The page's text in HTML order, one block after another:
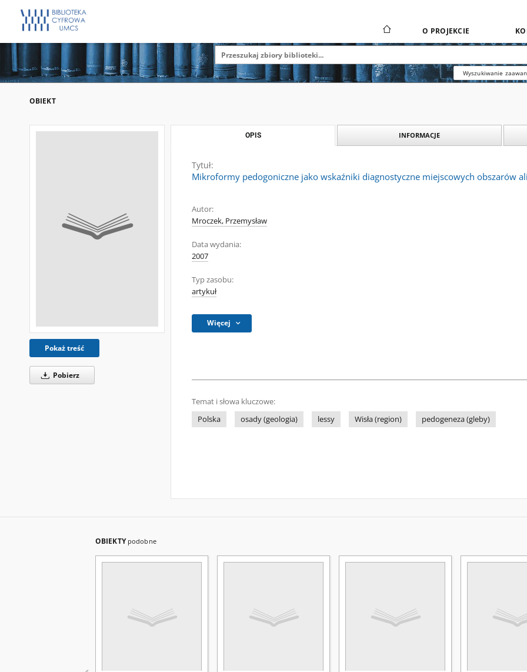
O PROJEKCIE
Wyszukiwanie
OBIEKT
Pokaż treść
Pobierz
OPIS INFORMACJE
Tytuł:
Mikroformy pedogoniczne jako wskaźniki diagnostyczne miejscowych obszarów
Autor:
Mroczek, Przemysław
Data wydania:
2007
Typ zasobu:
artykuł
Więcej
Temat i słowa kluczowe:
Polska
osady (geologia) lessy Wisła (region) pedogeneza (gleby)
OBIEKTY podobne